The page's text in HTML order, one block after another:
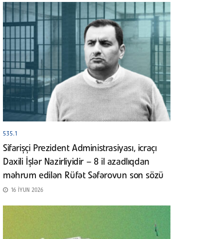
535.1
Sifarişçi Prezident Administrasiyası, icraçı
Daxili İşlər Nazirliyidir – 8 il azadlıqdan
məhrum edilən Rüfət Səfərovun son sözü
16 İYUN 2026